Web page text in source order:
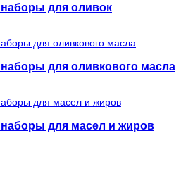
для оливок
для оливкового масла
для масел и жиров